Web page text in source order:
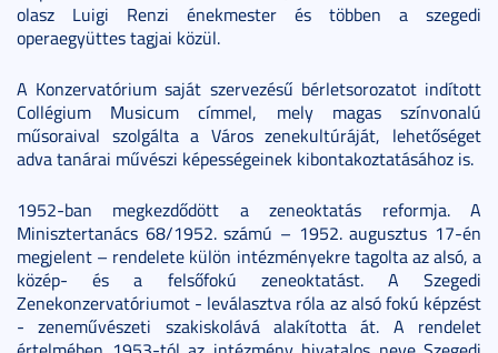
olasz Luigi Renzi énekmester és többen a szegedi
operaegyüttes tagjai közül.
A Konzervatórium saját szervezésű bérletsorozatot indított
Collégium Musicum címmel, mely magas színvonalú
műsoraival szolgálta a Város zenekultúráját, lehetőséget
adva tanárai művészi képességeinek kibontakoztatásához is.
1952-ban megkezdődött a zeneoktatás reformja. A
Minisztertanács 68/1952. számú – 1952. augusztus 17-én
megjelent – rendelete külön intézményekre tagolta az alsó, a
közép- és a felsőfokú zeneoktatást. A Szegedi
Zenekonzervatóriumot - leválasztva róla az alsó fokú képzést
- zeneművészeti szakiskolává alakította át. A rendelet